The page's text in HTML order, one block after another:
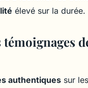
élevé sur la durée.
authentiques sur